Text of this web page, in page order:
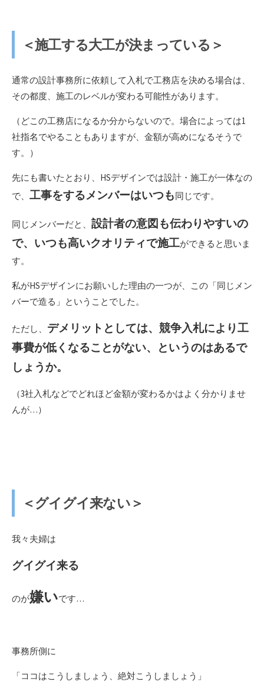
＜施工する大工が決まっている＞
通常の設計事務所に依頼して入札で工務店を決める場合は、
その都度、施工のレベルが変わる可能性があります。
（どこの工務店になるか分からないので。場合によっては1
社指名でやることもありますが、金額が高めになるそうで
す。）
先にも書いたとおり、HSデザインでは設計・施工が一体なの
で、 工事をするメンバーはいつも同じです。
同じメンバーだと、 設計者の意図も伝わりやすいの
で、いつも高いクオリティで施工ができると思いま
す。
私がHSデザインにお願いした理由の一つが、この「同じメン
バーで造る」ということでした。
ただし、 デメリットとしては、競争入札により工
事費が低くなることがない、というのはあるで
しょうか。
（3社入札などでどれほど金額が変わるかはよく分かりませ
んが…）
＜グイグイ来ない＞
我々夫婦は
グイグイ来る
のが嫌いです…
事務所側に
「ココはこうしましょう、絶対こうしましょう」